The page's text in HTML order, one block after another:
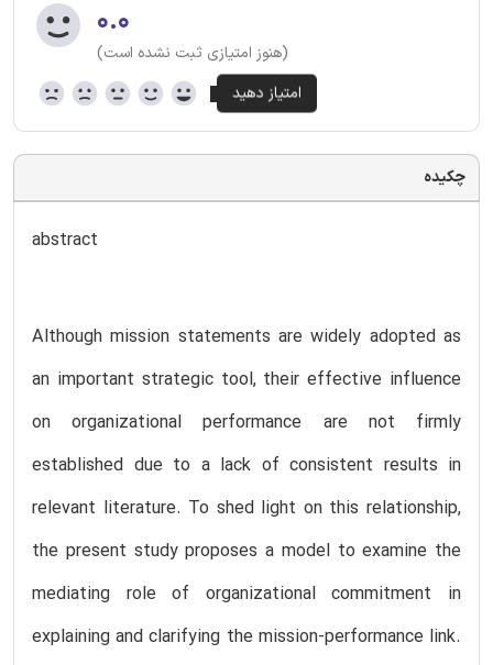
۰.۰
(هنوز امتیازی ثبت نشده است)
چکیده
abstract
Although mission statements are widely adopted as
an important strategic tool, their effective influence
on organizational performance are not firmly
established due to a lack of consistent results in
relevant literature. To shed light on this relationship,
the present study proposes a model to examine the
mediating role of organizational commitment in
explaining and clarifying the mission-performance link.